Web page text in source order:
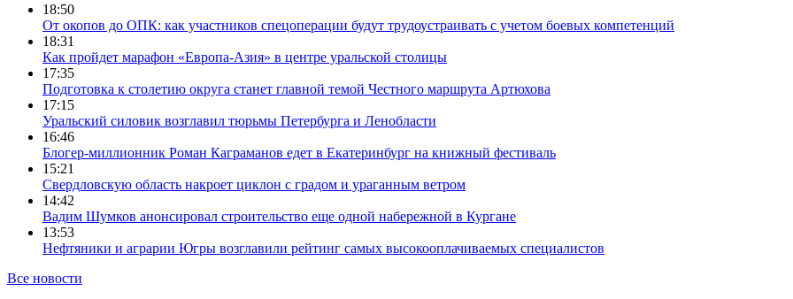
18:50
От окопов до ОПК: как участников спецоперации будут трудоустраивать с учетом боевых компетенций
18:31
Как пройдет марафон «Европа-Азия» в центре уральской столицы
17:35
Подготовка к столетию округа станет главной темой Честного маршрута Артюхова
17:15
Уральский силовик возглавил тюрьмы Петербурга и Ленобласти
16:46
Блогер-миллионник Роман Каграманов едет в Екатеринбург на книжный фестиваль
15:21
Свердловскую область накроет циклон с градом и ураганным ветром
14:42
Вадим Шумков анонсировал строительство еще одной набережной в Кургане
13:53
Нефтяники и аграрии Югры возглавили рейтинг самых высокооплачиваемых специалистов
Все новости